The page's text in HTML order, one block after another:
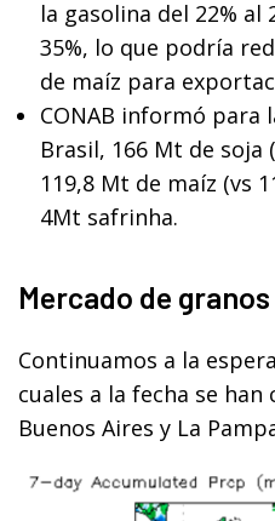
la gasolina del 22%
35%, lo que podría
de maíz para
CONAB informó para
Brasil, 166 Mt de soja
119,8 Mt de maíz (vs
4Mt safrinha.
Mercado de
Continuamos a la
cuales a la fecha se
Buenos Aires y La